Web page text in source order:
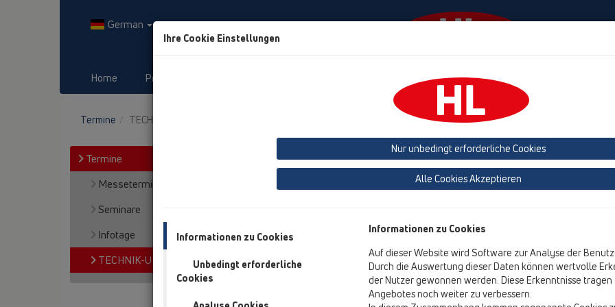
German
Home Produkte Unternehmen HL Haus
Termine TECHNIK-UPDATE-EVENTS
Termine
Messetermine
Seminare
Infotage
TECHNIK-UPDATE-EVENTS
TECHNIK – UPDATE –
Auch im Jahr 2026 setzen wir unsere
Sie herzlich zu den TECHNIK – UPDATE –
Freuen Sie sich auf ein inspirierendes Fachforum, das
Zusammenarbeit mit den führenden Industriepartnern HL,
einzigartige Gelegenheit, Ihr Know-how auf den neuesten
direktem Praxisbezug.
Ihre Cookie Einstellungen
Nur unbedingt erforderliche Cookies
Alle Cookies Akzeptieren
Informationen zu Cookies
Unbedingt erforderliche
Cookies
Informationen zu Cookies
Auf dieser Website wird Software zur Analyse der
Durch die Auswertung dieser Daten können wertvolle
der Nutzer gewonnen werden. Diese Erkenntnisse
Angebotes noch weiter zu verbessern.